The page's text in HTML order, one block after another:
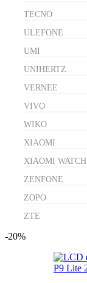
TECNO
ULEFONE
UMI
UNIHERTZ
VERNEE
VIVO
WIKO
XIAOMI
XIAOMI WATCH
ZENFONE
ZOPO
ZTE
-20%